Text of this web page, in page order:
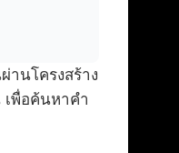
นโครงสร้าง
พื่อค้นหาคำ